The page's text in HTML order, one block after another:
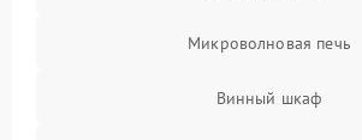
Микроволновая печь
Винный шкаф